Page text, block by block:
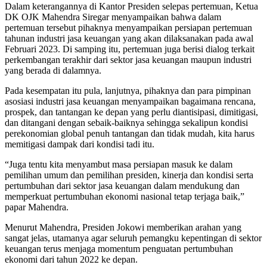
Dalam keterangannya di Kantor Presiden selepas pertemuan, Ketua
DK OJK Mahendra Siregar menyampaikan bahwa dalam
pertemuan tersebut pihaknya menyampaikan persiapan pertemuan
tahunan industri jasa keuangan yang akan dilaksanakan pada awal
Februari 2023. Di samping itu, pertemuan juga berisi dialog terkait
perkembangan terakhir dari sektor jasa keuangan maupun industri
yang berada di dalamnya.
Pada kesempatan itu pula, lanjutnya, pihaknya dan para pimpinan
asosiasi industri jasa keuangan menyampaikan bagaimana rencana,
prospek, dan tantangan ke depan yang perlu diantisipasi, dimitigasi,
dan ditangani dengan sebaik-baiknya sehingga sekalipun kondisi
perekonomian global penuh tantangan dan tidak mudah, kita harus
memitigasi dampak dari kondisi tadi itu.
“Juga tentu kita menyambut masa persiapan masuk ke dalam
pemilihan umum dan pemilihan presiden, kinerja dan kondisi serta
pertumbuhan dari sektor jasa keuangan dalam mendukung dan
memperkuat pertumbuhan ekonomi nasional tetap terjaga baik,”
papar Mahendra.
Menurut Mahendra, Presiden Jokowi memberikan arahan yang
sangat jelas, utamanya agar seluruh pemangku kepentingan di sektor
keuangan terus menjaga momentum penguatan pertumbuhan
ekonomi dari tahun 2022 ke depan.